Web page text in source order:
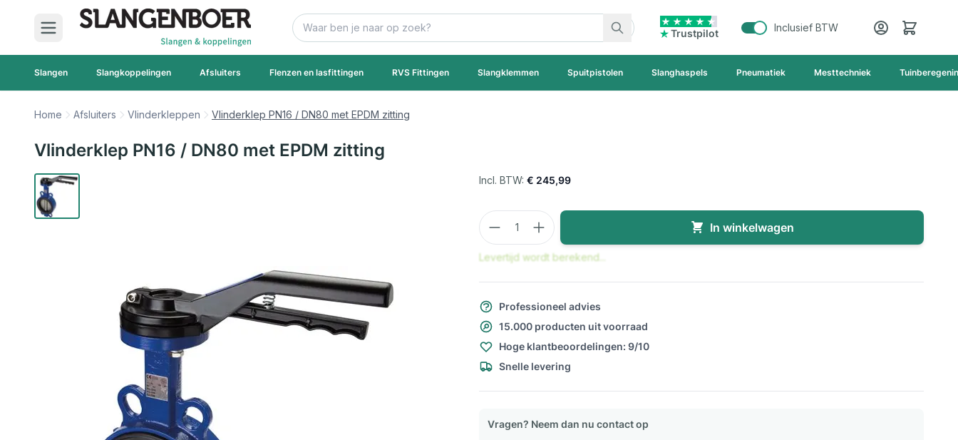
Ga naar de inhoud
Zoek
Trustpilot
Inclusief BTW Cart
Slangen Slangkoppelingen Afsluiters Flenzen en lasfittingen RVS Fittingen Slangklemmen Spuitpistolen Slanghaspels Pneumatiek Mesttechniek
Home Afsluiters Vlinderkleppen Vlinderklep PN16 / DN80 met EPDM zitting
Vlinderklep PN16 / DN80 met EPDM zitting
€ 245,99
Aantal
In winkelwagen
Levertijd wordt berekend...
Professioneel advies
15.000 producten uit voorraad
Hoge klantbeoordelingen: 9/10
Snelle levering
Vragen? Neem dan nu contact op